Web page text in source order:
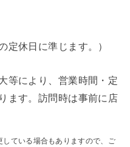
定休日に準じます。）
等により、営業時間・定
ます。訪問時は事前に店
ている場合もありますので、ご